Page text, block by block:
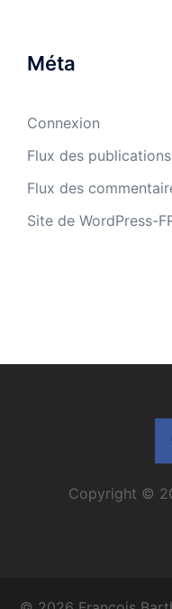
Méta
Connexion
Flux des publications
Flux des
Site de WordPress-
Copyright ©